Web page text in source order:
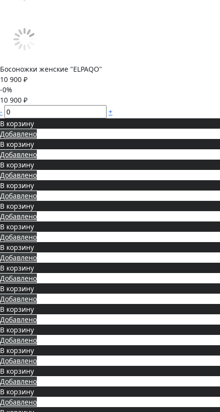
Босоножки женские "ELPAQO"
10 900 ₽
-0%
10 900 ₽
-
+
В корзину
Добавлено
В корзину
Добавлено
В корзину
Добавлено
В корзину
Добавлено
В корзину
Добавлено
В корзину
Добавлено
В корзину
Добавлено
В корзину
Добавлено
В корзину
Добавлено
В корзину
Добавлено
В корзину
Добавлено
В корзину
Добавлено
В корзину
Добавлено
В корзину
Добавлено